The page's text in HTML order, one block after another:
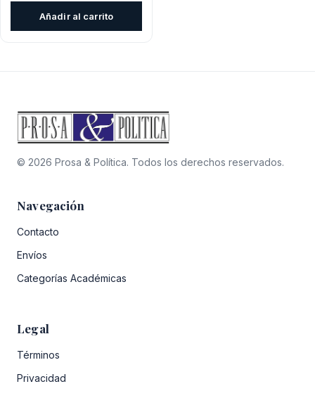
Añadir al carrito
© 2026 Prosa & Política. Todos los derechos reservados.
Navegación
Contacto
Envíos
Categorías Académicas
Legal
Términos
Privacidad